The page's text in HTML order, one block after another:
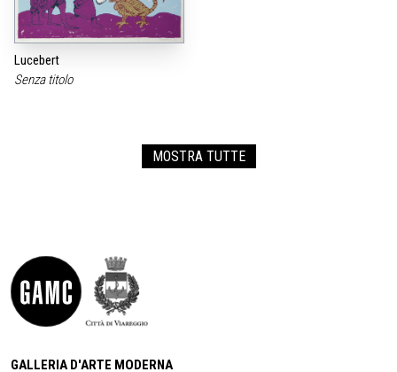
Lucebert
Senza titolo
MOSTRA TUTTE
GALLERIA D'ARTE MODERNA